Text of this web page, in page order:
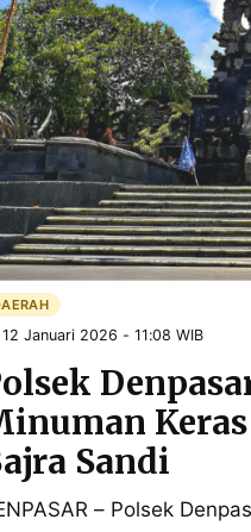
12 Januari 2026 - 11:08 WIB
Sandi
– Polsek